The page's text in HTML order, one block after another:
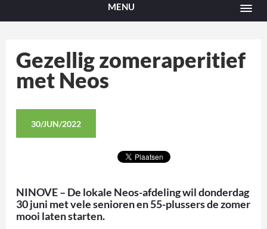
MENU
Gezellig zomeraperitief
met Neos
30/JUN/2022
NINOVE – De lokale Neos-afdeling wil donderdag
30 juni met vele senioren en 55-plussers de zomer
mooi laten starten.